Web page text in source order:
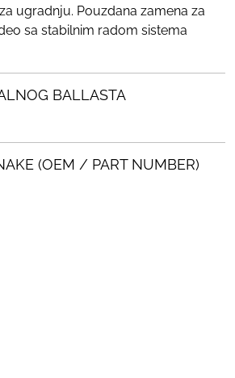
ugradnju. Pouzdana zamena za
sa stabilnim radom sistema
BALLASTA
(OEM / PART NUMBER)